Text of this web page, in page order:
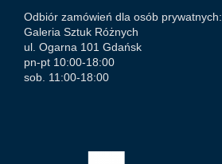
Odbiór zamówień dla osób prywatnych:
Galeria Sztuk Różnych
ul. Ogarna 101 Gdańsk
pn-pt 10:00-18:00
sob. 11:00-18:00